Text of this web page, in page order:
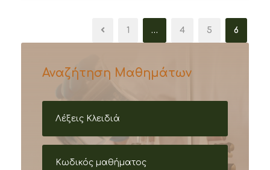
1 … 4 5 6
Αναζήτηση Μαθημάτων